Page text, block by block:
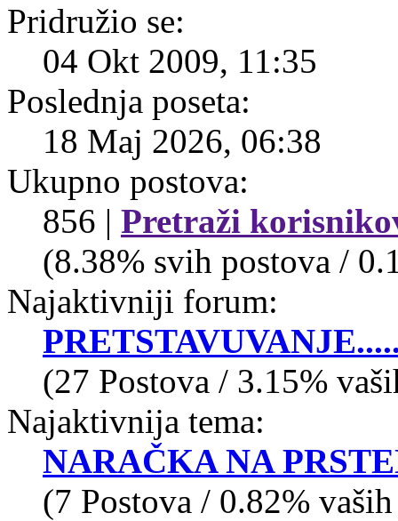
Pridružio se:
04 Okt 2009, 11:35
Poslednja poseta:
18 Maj 2026, 06:38
Ukupno postova:
856 | Pretraži
(8.38% svih postova /
Najaktivniji forum:
(27 Postova / 3.15%
Najaktivnija tema:
NARAČKA NA
(7 Postova / 0.82%